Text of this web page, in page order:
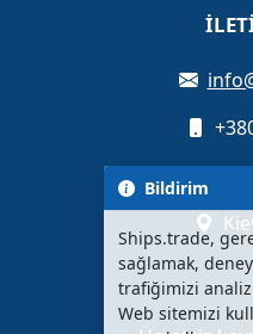
Oleksandra
Bildirim
Ships.trade,
sağlamak,
trafiğimizi analiz
Web sitemizi